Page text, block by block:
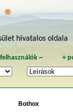
®
hivatalos oldala
felhasználók ~ +
Bothox